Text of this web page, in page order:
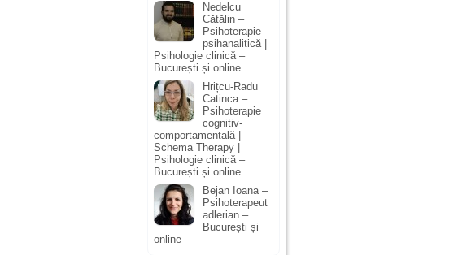
Nedelcu
Cătălin –
Psihoterapie
psihanalitică |
Psihologie clinică –
București și online
Hrițcu-Radu
Catinca –
Psihoterapie
cognitiv-
comportamentală |
Schema Therapy |
Psihologie clinică –
București și online
Bejan Ioana –
Psihoterapeut
adlerian –
București și
online